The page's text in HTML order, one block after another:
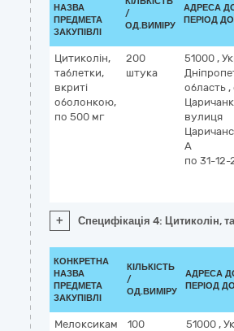
НАЗВА
ПРЕДМЕТА
ЗАКУПІВЛІ
/
ОД.ВИМІРУ
АДРЕСА
ПЕРІОД
Цитиколін,
таблетки,
вкриті
оболонкою,
по 500 мг
200
штука
51000 ,
область ,
вулиця
А
по 31-12-
+ Специфікація 4: Цитиколін,
КОНКРЕТНА
НАЗВА
ПРЕДМЕТА
ЗАКУПІВЛІ
КІЛЬКІСТЬ
/
ОД.ВИМІРУ
АДРЕСА
ПЕРІОД
Мелоксикам
100
51000 ,